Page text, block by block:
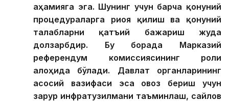
аҳамияга эга. Шунинг учун барча қонуний
процедураларга риоя қилиш ва қонуний
талабларни қатъий бажариш жуда
долзарбдир. Бу борада Марказий
референдум комиссиясининг роли
алоҳида бўлади. Давлат органларининг
асосий вазифаси эса овоз бериш учун
зарур инфратузилмани таъминлаш, сайлов